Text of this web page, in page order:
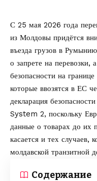
С 25 мая 2026 года
из Молдовы придётся
въезда грузов в
о запрете на перевозки,
безопасности на
которые ввозятся в ЕС
декларация
System 2, поскольку
данные о товарах до их
касается и тех случаев,
молдавской транзитной
Содержание